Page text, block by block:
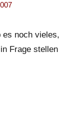
es noch vieles,
Frage stellen